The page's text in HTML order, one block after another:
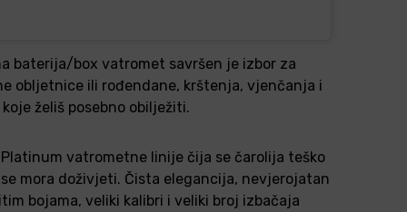
baterija/box vatromet savršen je izbor za
obljetnice ili rođendane, krštenja, vjenčanja i
želiš posebno obilježiti.
vatrometne linije čija se čarolija teško
mora doživjeti. Čista elegancija, nevjerojatan
bojama, veliki kalibri i veliki broj izbačaja